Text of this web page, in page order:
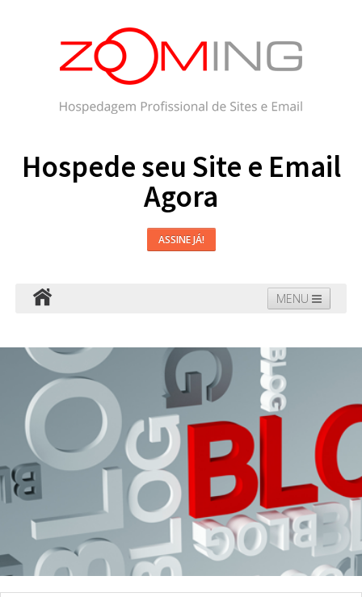
Hospede seu Site e Email
Agora
ASSINE JÁ!
MENU
Domínios Blog Suporte